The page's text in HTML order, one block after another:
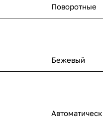
Поворотные
Бежевый